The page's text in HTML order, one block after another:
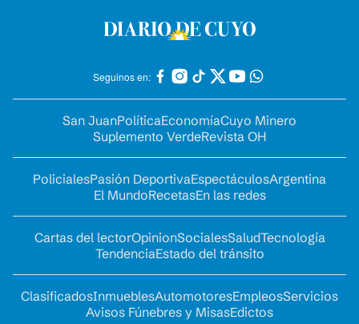
Seguinos en:
San JuanPolíticaEconomíaCuyo Minero
Suplemento VerdeRevista OH
PolicialesPasión DeportivaEspectáculosArgentina
El MundoRecetasEn las redes
Cartas del lectorOpinionSocialesSaludTecnología
TendenciaEstado del tránsito
ClasificadosInmueblesAutomotoresEmpleosServicios
Avisos Fúnebres y MisasEdictos